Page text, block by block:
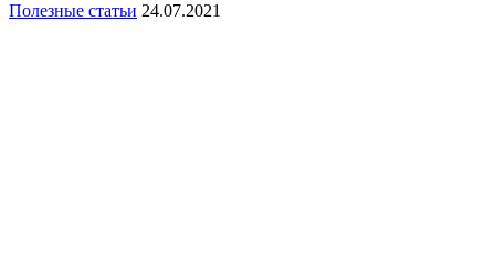
Полезные статьи 24.07.2021